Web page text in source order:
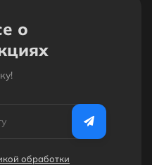
о
обработки